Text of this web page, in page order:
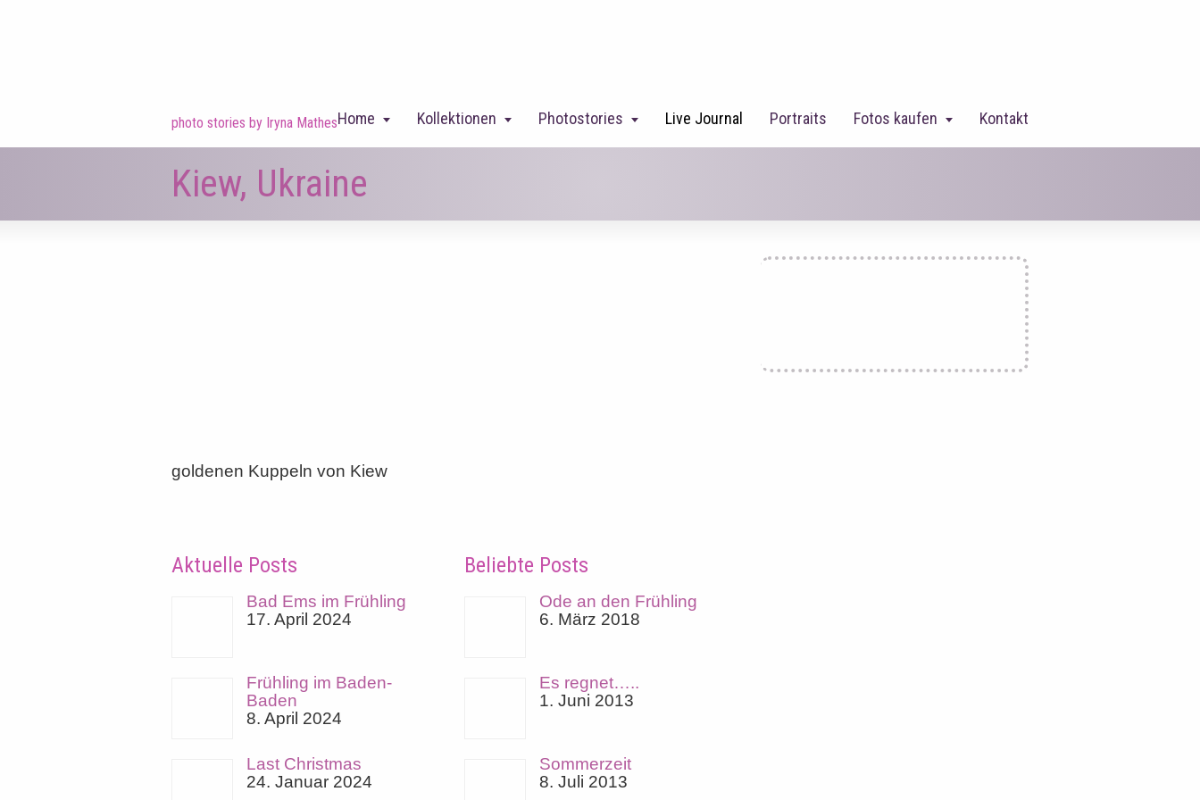
photo stories by Iryna MathesHome Kollektionen Photostories Live Journal Portraits Fotos kaufen Kontakt
Kiew, Ukraine
goldenen Kuppeln von Kiew
Aktuelle Posts
Bad Ems im Frühling
17. April 2024
Frühling im Baden-
Baden
8. April 2024
Last Christmas
24. Januar 2024
Beliebte Posts
Ode an den Frühling
6. März 2018
Es regnet…..
1. Juni 2013
Sommerzeit
8. Juli 2013